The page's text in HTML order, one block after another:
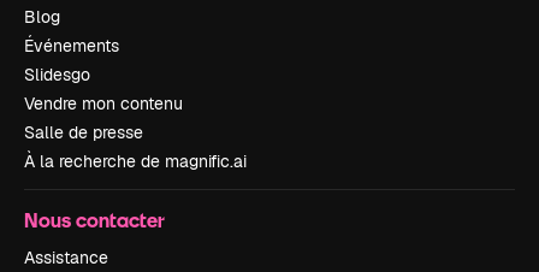
Blog
Événements
Slidesgo
Vendre mon contenu
Salle de presse
À la recherche de magnific.ai
Nous contacter
Assistance